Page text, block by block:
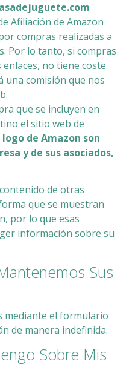
Afiliación de Amazon
compras realizadas a
Por lo tanto, si compras
no tiene coste
una comisión que nos
que se incluyen en
el sitio web de
de Amazon son
y de sus asociados,
de otras
que se muestran
por lo que esas
información sobre su
Sus
mediante el formulario
de manera indefinida.
Sobre Mis